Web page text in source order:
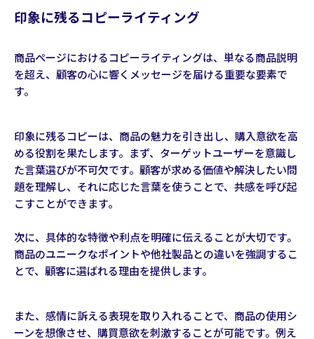
印象に残るコピーライティング
商品ページにおけるコピーライティングは、単なる商品説明
を超え、顧客の心に響くメッセージを届ける重要な要素で
す。
印象に残るコピーは、商品の魅力を引き出し、購入意欲を高
める役割を果たします。まず、ターゲットユーザーを意識し
た言葉選びが不可欠です。顧客が求める価値や解決したい問
題を理解し、それに応じた言葉を使うことで、共感を呼び起
こすことができます。
次に、具体的な特徴や利点を明確に伝えることが大切です。
商品のユニークなポイントや他社製品との違いを強調するこ
とで、顧客に選ばれる理由を提供します。
また、感情に訴える表現を取り入れることで、商品の使用シ
ーンを想像させ、購買意欲を刺激することが可能です。例え